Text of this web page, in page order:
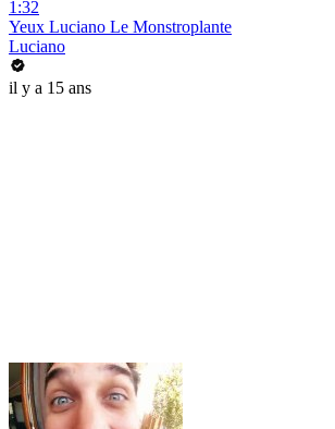
1:32
Yeux Luciano Le Monstroplante
Luciano
il y a 15 ans